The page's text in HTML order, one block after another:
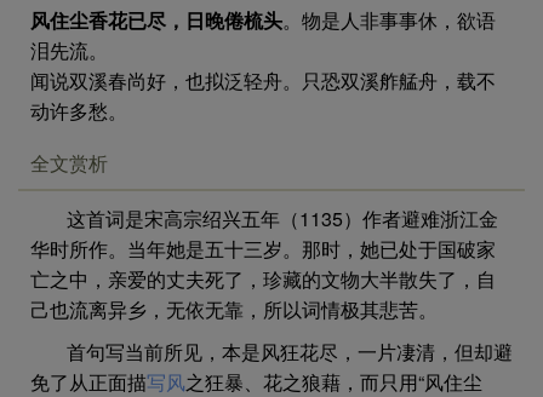
风住尘香花已尽，日晚倦梳头。物是人非事事休，欲语
泪先流。
闻说双溪春尚好，也拟泛轻舟。只恐双溪舴艋舟，载不
动许多愁。
全文赏析
这首词是宋高宗绍兴五年（1135）作者避难浙江金
华时所作。当年她是五十三岁。那时，她已处于国破家
亡之中，亲爱的丈夫死了，珍藏的文物大半散失了，自
己也流离异乡，无依无靠，所以词情极其悲苦。
首句写当前所见，本是风狂花尽，一片凄清，但却避
免了从正面描写风之狂暴、花之狼藉，而只用“风住尘